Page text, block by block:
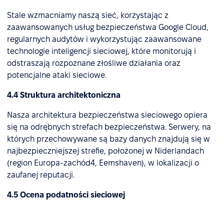
Stale wzmacniamy naszą sieć, korzystając z
zaawansowanych usług bezpieczeństwa Google Cloud,
regularnych audytów i wykorzystując zaawansowane
technologie inteligencji sieciowej, które monitorują i
odstraszają rozpoznane złośliwe działania oraz
potencjalne ataki sieciowe.
4.4 Struktura architektoniczna
Nasza architektura bezpieczeństwa sieciowego opiera
się na odrębnych strefach bezpieczeństwa. Serwery, na
których przechowywane są bazy danych znajdują się w
najbezpieczniejszej strefie, położonej w Niderlandach
(region Europa-zachód4, Eemshaven), w lokalizacji o
zaufanej reputacji.
4.5 Ocena podatności sieciowej